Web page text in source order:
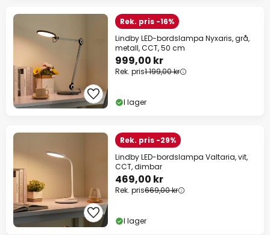
Rek. pris -16%
Lindby LED-bordslampa Nyxaris, grå,
metall, CCT, 50 cm
999,00 kr
Rek. pris1 199,00 kr
I lager
Rek. pris -29%
Lindby LED-bordslampa Valtaria, vit,
CCT, dimbar
469,00 kr
Rek. pris669,00 kr
I lager